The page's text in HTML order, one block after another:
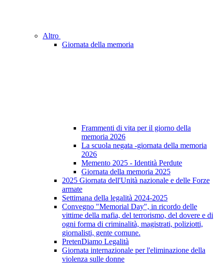
Altro
Giornata della memoria
Frammenti di vita per il giorno della
memoria 2026
La scuola negata -giornata della memoria
2026
Memento 2025 - Identità Perdute
Giornata della memoria 2025
2025 Giornata dell'Unità nazionale e delle Forze
armate
Settimana della legalità 2024-2025
Convegno "Memorial Day", in ricordo delle
vittime della mafia, del terrorismo, del dovere e di
ogni forma di criminalità, magistrati, poliziotti,
giornalisti, gente comune.
PretenDiamo Legalità
Giornata internazionale per l'eliminazione della
violenza sulle donne